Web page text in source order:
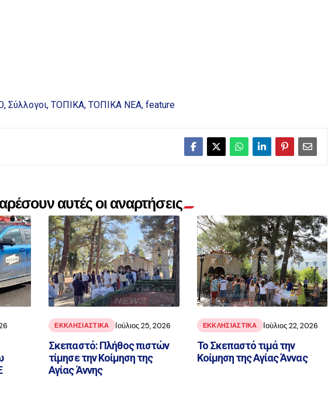
Σύλλογοι ΤΟΠΙΚΑ ΤΟΠΙΚΑ ΝΕΑ feature
αυτές οι αναρτήσεις
ΕΚΚΛΗΣΙΑΣΤΙΚΑ Ιούλιος 25, 2026
Σκεπαστό: Πλήθος πιστών
τίμησε την Κοίμηση της
Αγίας Άννης
ΕΚΚΛΗΣΙΑΣΤΙΚΑ Ιούλιος 22, 2026
Το Σκεπαστό τιμά την
Κοίμηση της Αγίας Άννας